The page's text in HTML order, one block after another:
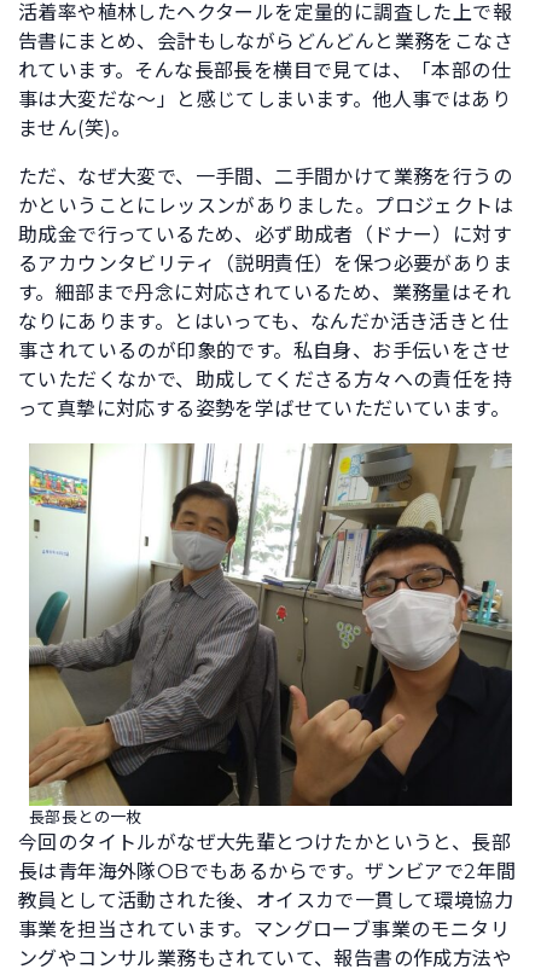
活着率や植林したヘクタールを定量的に調査した上で報
告書にまとめ、会計もしながらどんどんと業務をこなさ
れています。そんな長部長を横目で見ては、「本部の仕
事は大変だな～」と感じてしまいます。他人事ではあり
ません(笑)。
ただ、なぜ大変で、一手間、二手間かけて業務を行うの
かということにレッスンがありました。プロジェクトは
助成金で行っているため、必ず助成者（ドナー）に対す
るアカウンタビリティ（説明責任）を保つ必要がありま
す。細部まで丹念に対応されているため、業務量はそれ
なりにあります。とはいっても、なんだか活き活きと仕
事されているのが印象的です。私自身、お手伝いをさせ
ていただくなかで、助成してくださる方々への責任を持
って真摯に対応する姿勢を学ばせていただいています。
長部長との一枚
今回のタイトルがなぜ大先輩とつけたかというと、長部
長は青年海外隊OBでもあるからです。ザンビアで2年間
教員として活動された後、オイスカで一貫して環境協力
事業を担当されています。マングローブ事業のモニタリ
ングやコンサル業務もされていて、報告書の作成方法や